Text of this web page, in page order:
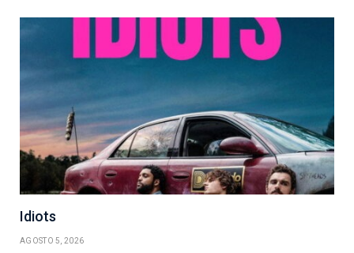
Idiots
AGOSTO 5, 2026